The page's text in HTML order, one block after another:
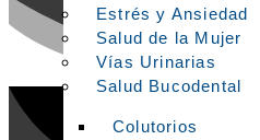
Estrés y Ansiedad
Salud de la Mujer
Vías Urinarias
Salud Bucodental
Colutorios